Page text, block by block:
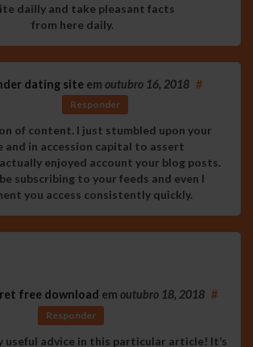
dailly and take pleasant facts
from here daily.
dating site em outubro 16, 2018 #
Responder
of content. I just stumbled upon your
and in accession capital to assert
enjoyed account your blog posts.
subscribing to your feeds and even I
you access consistently quickly.
free download em outubro 18, 2018 #
Responder
useful advice in this particular article! It’s